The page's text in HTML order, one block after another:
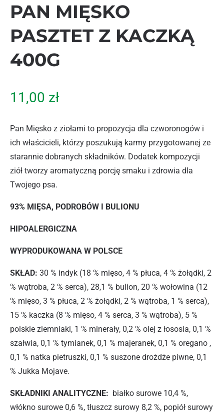
PAN MIĘSKO
PASZTET Z KACZKĄ
400G
11,00 zł
Pan Mięsko z ziołami to propozycja dla czworonogów i
ich właścicieli, którzy poszukują karmy przygotowanej ze
starannie dobranych składników. Dodatek kompozycji
ziół tworzy aromatyczną porcję smaku i zdrowia dla
Twojego psa.
93% MIĘSA, PODROBÓW I BULIONU
HIPOALERGICZNA
WYPRODUKOWANA W POLSCE
SKŁAD: 30 % indyk (18 % mięso, 4 % płuca, 4 % żołądki, 2
% wątroba, 2 % serca), 28,1 % bulion, 20 % wołowina (12
% mięso, 3 % płuca, 2 % żołądki, 2 % wątroba, 1 % serca),
15 % kaczka (8 % mięso, 4 % serca, 3 % wątroba), 5 %
polskie ziemniaki, 1 % minerały, 0,2 % olej z łososia, 0,1 %
szałwia, 0,1 % tymianek, 0,1 % majeranek, 0,1 % oregano ,
0,1 % natka pietruszki, 0,1 % suszone drożdże piwne, 0,1
% Jukka Mojave.
SKŁADNIKI ANALITYCZNE: białko surowe 10,4 %,
włókno surowe 0,6 %, tłuszcz surowy 8,2 %, popiół surowy